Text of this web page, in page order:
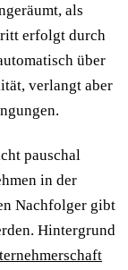
als
erfolgt durch
über
verlangt aber
pauschal
in der
Nachfolger gibt
Hintergrund